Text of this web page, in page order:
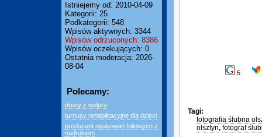
Istniejemy od: 2010-04-09
Kategorii: 25
Podkategorii: 548
Wpisów aktywnych: 3344
Wpisów odrzuconych: 8386
Wpisów oczekujących: 0
Ostatnia moderacja: 2026-
08-04
Polecamy:
dresy z weluru
turnusy rehabilitacyjne dla dzieci
producent opakowań foliowych z
nadrukiem
5
Tagi:
fotografia ślubna
olsztyn, fotograf